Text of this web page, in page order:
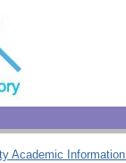
Academic